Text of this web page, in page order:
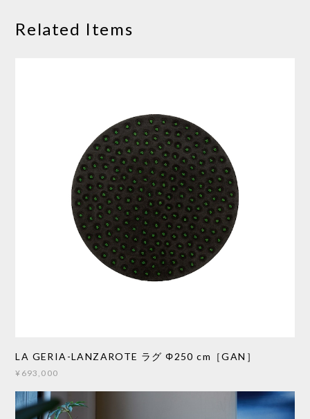
Related Items
LA GERIA-LANZAROTE ラグ Φ250 cm［GAN］
¥693,000